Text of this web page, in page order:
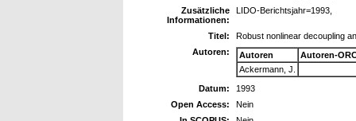
Zusätzliche
Informationen:
LIDO-Berichtsjahr=1993,
Titel:
Robust nonlinear decoupling
Autoren:
Autoren
Autoren-
Ackermann, J.
Datum:
1993
Open Access:
Nein